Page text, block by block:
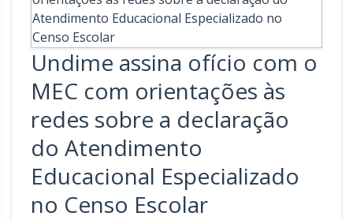
Undime assina ofício com o
MEC com orientações às
redes sobre a declaração
do Atendimento
Educacional Especializado
no Censo Escolar